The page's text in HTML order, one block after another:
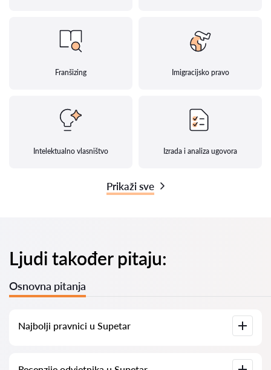
Franšizing Imigracijsko pravo
Intelektualno vlasništvo Izrada i analiza ugovora
Prikaži sve
Ljudi također pitaju:
Osnovna pitanja
Najbolji pravnici u Supetar